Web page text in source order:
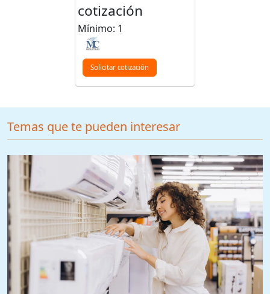
cotización
Mínimo: 1
Solicitar cotización
Temas que te pueden interesar